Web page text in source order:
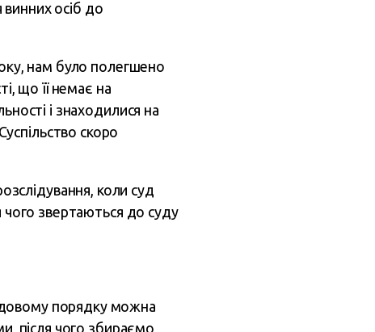
осіб до
нам було полегшено
що її немає на
і знаходилися на
скоро
коли суд
чого звертаються до суду
порядку можна
після чого збираємо